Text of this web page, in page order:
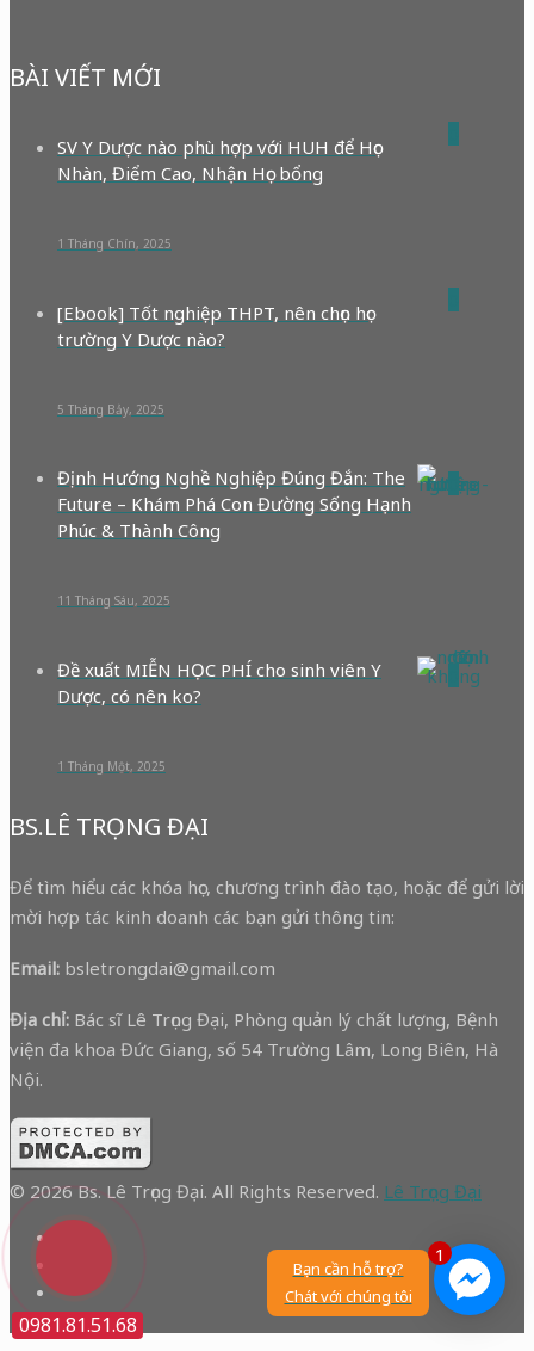
BÀI VIẾT MỚI
SV Y Dược nào phù hợp với HUH để Học
Nhàn, Điểm Cao, Nhận Học bổng
1 Tháng Chín, 2025
[Ebook] Tốt nghiệp THPT, nên chọn học
trường Y Dược nào?
5 Tháng Bảy, 2025
0
Định Hướng Nghề Nghiệp Đúng Đắn: The
Future – Khám Phá Con Đường Sống Hạnh
Phúc & Thành Công
11 Tháng Sáu, 2025
Đề xuất MIỄN HỌC PHÍ cho sinh viên Y
Dược, có nên ko?
1 Tháng Một, 2025
BS.LÊ TRỌNG ĐẠI
Để tìm hiểu các khóa học, chương trình đào tạo, hoặc để gửi lời
mời hợp tác kinh doanh các bạn gửi thông tin:
Email: bsletrongdai@gmail.com
Địa chỉ: Bác sĩ Lê Trọng Đại, Phòng quản lý chất lượng, Bệnh
viện đa khoa Đức Giang, số 54 Trường Lâm, Long Biên, Hà
Nội.
© 2026 Bs. Lê Trọng Đại. All Rights Reserved. Lê Trọng Đại
0981.81.51.68
1
Bạn cần hỗ trợ?
Chát với chúng tôi